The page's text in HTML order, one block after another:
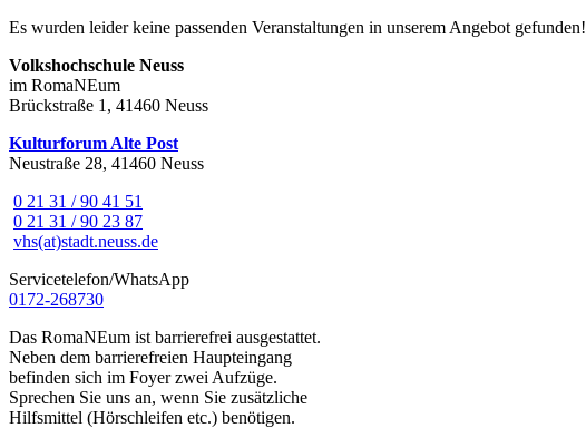
Es wurden leider keine passenden Veranstaltungen in unserem Angebot gefunden!
Volkshochschule Neuss
im RomaNEum
Brückstraße 1, 41460 Neuss
Kulturforum Alte Post
Neustraße 28, 41460 Neuss
0 21 31 / 90 41 51
0 21 31 / 90 23 87
vhs(at)stadt.neuss.de
Servicetelefon/WhatsApp
0172-268730
Das RomaNEum ist barrierefrei ausgestattet.
Neben dem barrierefreien Haupteingang
befinden sich im Foyer zwei Aufzüge.
Sprechen Sie uns an, wenn Sie zusätzliche
Hilfsmittel (Hörschleifen etc.) benötigen.